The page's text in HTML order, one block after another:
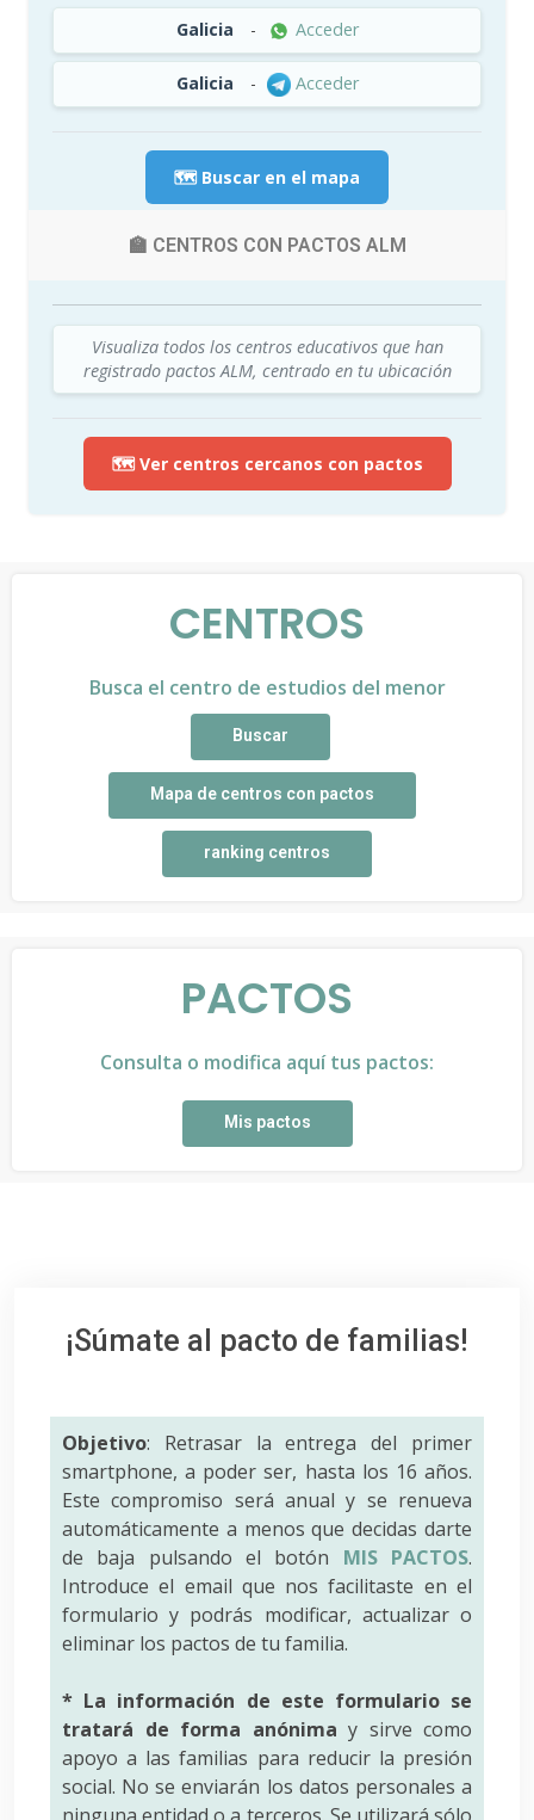
Galicia - Acceder
Galicia - Acceder
🗺️ Buscar en el mapa
🏫 CENTROS CON PACTOS ALM
Visualiza todos los centros educativos que han
registrado pactos ALM, centrado en tu ubicación
🗺️ Ver centros cercanos con pactos
CENTROS
Busca el centro de estudios del menor
Buscar
Mapa de centros con pactos
ranking centros
PACTOS
Consulta o modifica aquí tus pactos:
Mis pactos
¡Súmate al pacto de familias!
Objetivo: Retrasar la entrega del primer
smartphone, a poder ser, hasta los 16 años.
Este compromiso será anual y se renueva
automáticamente a menos que decidas darte
de baja pulsando el botón MIS PACTOS.
Introduce el email que nos facilitaste en el
formulario y podrás modificar, actualizar o
eliminar los pactos de tu familia.
* La información de este formulario se
tratará de forma anónima y sirve como
apoyo a las familias para reducir la presión
social. No se enviarán los datos personales a